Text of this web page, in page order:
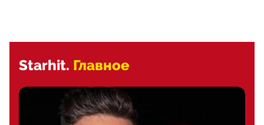
Starhit. Главное